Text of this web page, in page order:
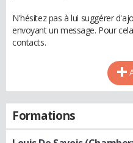
N'hésitez pas à lui suggérer
envoyant un message. Pour
contacts.
Formations